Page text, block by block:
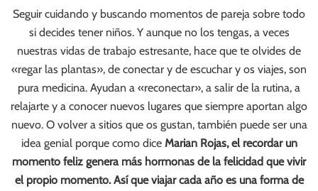
Seguir cuidando y buscando momentos de pareja sobre todo
si decides tener niños. Y aunque no los tengas, a veces
nuestras vidas de trabajo estresante, hace que te olvides de
«regar las plantas», de conectar y de escuchar y os viajes, son
pura medicina. Ayudan a «reconectar», a salir de la rutina, a
relajarte y a conocer nuevos lugares que siempre aportan algo
nuevo. O volver a sitios que os gustan, también puede ser una
idea genial porque como diceMarian Rojas, el recordar un
momento feliz genera más hormonas de la felicidad que vivir
el propio momento. Así que viajar cada año es una forma de